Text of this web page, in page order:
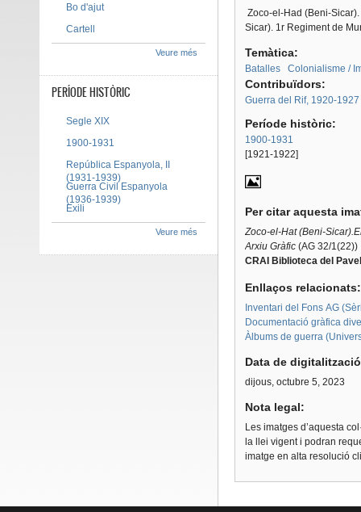
Zoco-el-Had (Beni-
Sicar). 1r Regiment de
Temàtica:
Batalles Colonialisme /
Contribuïdors:
Guerra del Rif, 1920-1927
Període històric:
1900-1931
[1921-1922]
Per citar aquesta
Zoco-el-Hat (Beni-
Arxiu Gràfic(AG 32/1(22))
CRAI Biblioteca del
Enllaços
Inventari del Fons AG
Documentació gràfica
Àlbums de guerra
Data de
dijous, octubre 5, 2023
Nota legal:
Les imatges d’aquesta
la llei vigent i podran
imatge en alta resolució
Bo d'ajut
Cartell
Veure més
PERÍODE HISTÒRIC
Segle XIX
1900-1931
República Espanyola, II
(1931-1939)
Guerra Civil Espanyola
(1936-1939)
Exili
Veure més